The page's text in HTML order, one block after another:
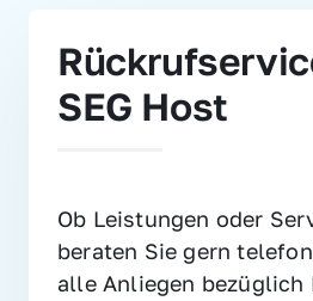
SEG Host
Ob Leistungen oder
beraten Sie gern
alle Anliegen bezüglich